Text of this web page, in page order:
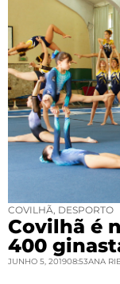
COVILHÃ DESPORTO
Covilhã é
400
JUNHO 5, 201908:53ANA